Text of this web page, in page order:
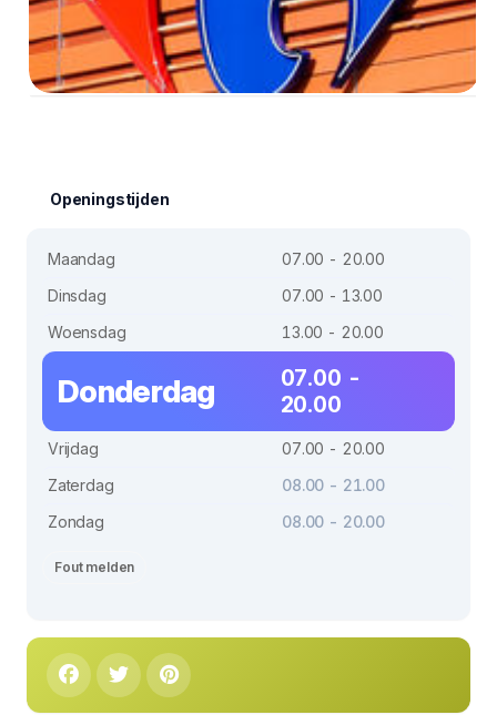
Openingstijden
Maandag
07.00 - 20.00
Dinsdag
07.00 - 13.00
Woensdag
13.00 - 20.00
Donderdag
07.00 -
20.00
Vrijdag
07.00 - 20.00
Zaterdag
08.00 - 21.00
Zondag
08.00 - 20.00
Fout melden